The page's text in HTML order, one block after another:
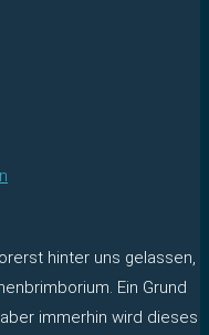
hinter uns gelassen,
Ein Grund
immerhin wird dieses